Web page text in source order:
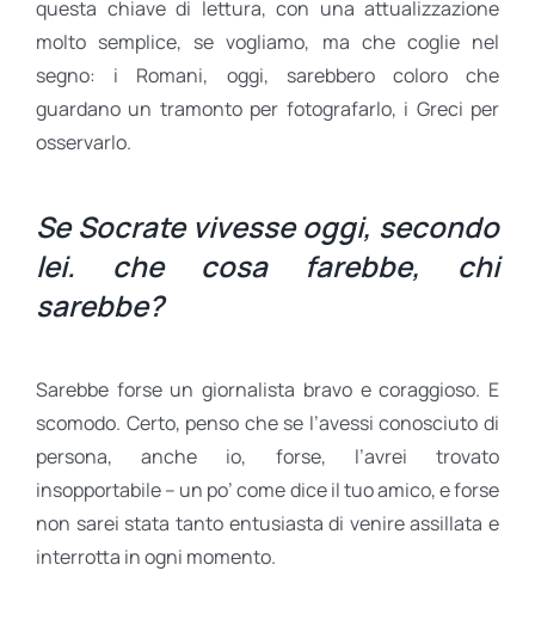
questa chiave di lettura, con una attualizzazione
molto semplice, se vogliamo, ma che coglie nel
segno: i Romani, oggi, sarebbero coloro che
guardano un tramonto per fotografarlo, i Greci per
osservarlo.
Se Socrate vivesse oggi, secondo
lei. che cosa farebbe, chi
sarebbe?
Sarebbe forse un giornalista bravo e coraggioso. E
scomodo. Certo, penso che se l’avessi conosciuto di
persona, anche io, forse, l’avrei trovato
insopportabile – un po’ come dice il tuo amico, e forse
non sarei stata tanto entusiasta di venire assillata e
interrotta in ogni momento.